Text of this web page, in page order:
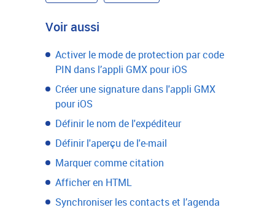
Voir aussi
Activer le mode de protection par code
PIN dans l’appli GMX pour iOS
Créer une signature dans l'appli GMX
pour iOS
Définir le nom de l'expéditeur
Définir l'aperçu de l'e-mail
Marquer comme citation
Afficher en HTML
Synchroniser les contacts et l’agenda